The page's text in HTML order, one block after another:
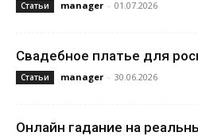
Статьи manager - 01.07.2026
Свадебное платье для
Статьи manager - 30.06.2026
Онлайн гадание на